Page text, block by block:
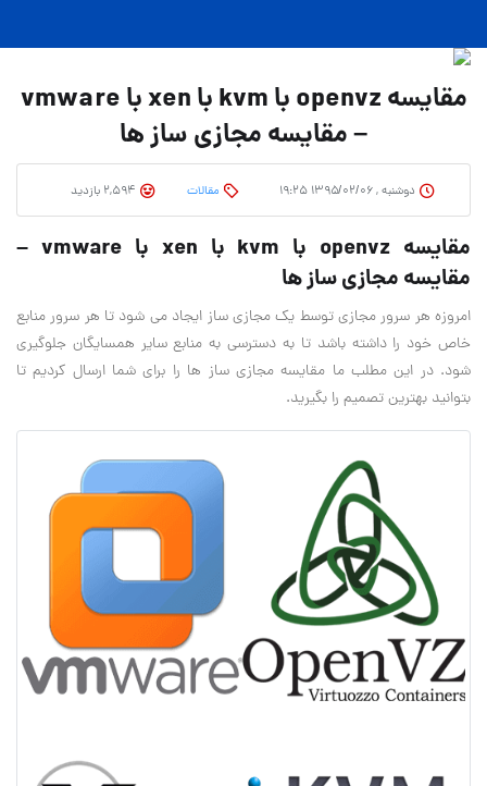
مقایسه openvz با kvm با xen با vmware
– مقایسه مجازی ساز ها
دوشنبه , ۱۳۹۵/۰۲/۰۶ ۱۹:۲۵ مقالات
مقایسه openvz با kvm با xen با vmware –
مقایسه مجازی ساز ها
امروزه هر سرور مجازی توسط یک مجازی ساز ایجاد می شود تا هر سرور منابع
خاص خود را داشته باشد تا به دسترسی به منابع سایر همسایگان جلوگیری
شود. در این مطلب ما مقایسه مجازی ساز ها را برای شما ارسال کردیم تا
بتوانید بهترین تصمیم را بگیرید.